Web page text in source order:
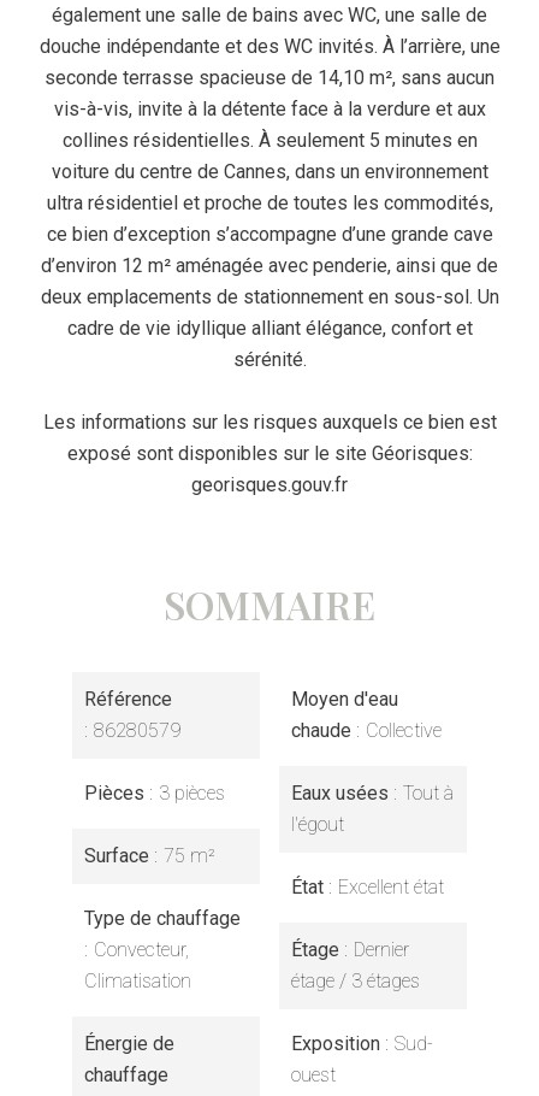
également une salle de bains avec WC, une salle de
douche indépendante et des WC invités. À l’arrière, une
seconde terrasse spacieuse de 14,10 m², sans aucun
vis-à-vis, invite à la détente face à la verdure et aux
collines résidentielles. À seulement 5 minutes en
voiture du centre de Cannes, dans un environnement
ultra résidentiel et proche de toutes les commodités,
ce bien d’exception s’accompagne d’une grande cave
d’environ 12 m² aménagée avec penderie, ainsi que de
deux emplacements de stationnement en sous-sol. Un
cadre de vie idyllique alliant élégance, confort et
sérénité.
Les informations sur les risques auxquels ce bien est
exposé sont disponibles sur le site Géorisques:
georisques.gouv.fr
SOMMAIRE
Référence
86280579
Pièces 3 pièces
Surface 75 m²
Type de chauffage
Convecteur,
Climatisation
Énergie de
chauffage
Moyen d'eau
chaude
Collective
Eaux usées
Tout à
l'égout
État Excellent état
Étage
Dernier
étage / 3 étages
Exposition
Sud-
ouest